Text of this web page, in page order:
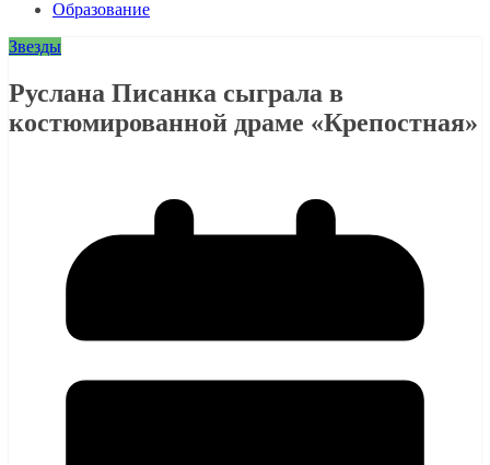
Образование
Звезды
Руслана Писанка сыграла в
костюмированной драме «Крепостная»